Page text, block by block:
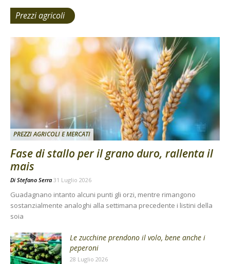
Prezzi agricoli
PREZZI AGRICOLI E MERCATI
Fase di stallo per il grano duro, rallenta il
mais
Di Stefano Serra 31 Luglio 2026
Guadagnano intanto alcuni punti gli orzi, mentre rimangono
sostanzialmente analoghi alla settimana precedente i listini della
soia
Le zucchine prendono il volo, bene anche i
peperoni
28 Luglio 2026